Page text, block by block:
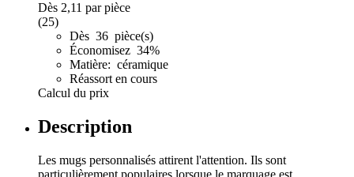
Dès 2,11 par pièce
(25)
Dès 36 pièce(s)
Économisez 34%
Matière: céramique
Réassort en cours
Calcul du prix
Description
Les mugs personnalisés attirent l'attention. Ils sont